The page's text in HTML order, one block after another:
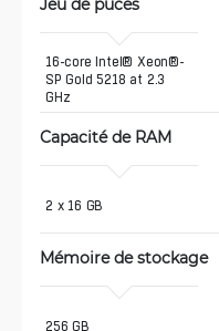
Jeu de puces
16-core Intel® Xeon®-
SP Gold 5218 at 2.3
GHz
Capacité de RAM
2 x 16 GB
Mémoire de stockage
256 GB